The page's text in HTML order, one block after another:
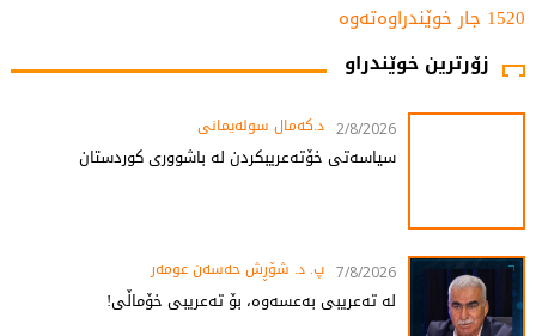
1520 جار خوێندراوەتەوە
زۆرترین خوێندراو
2/8/2026 د.کەمال سولەیمانی
سیاسەتی خۆتەعریبکردن لە باشووری کوردستان
7/8/2026 پ. د. شۆڕش حەسەن عومەر
لە تەعریبی بەعسەوە، بۆ تەعریبی خۆماڵی!